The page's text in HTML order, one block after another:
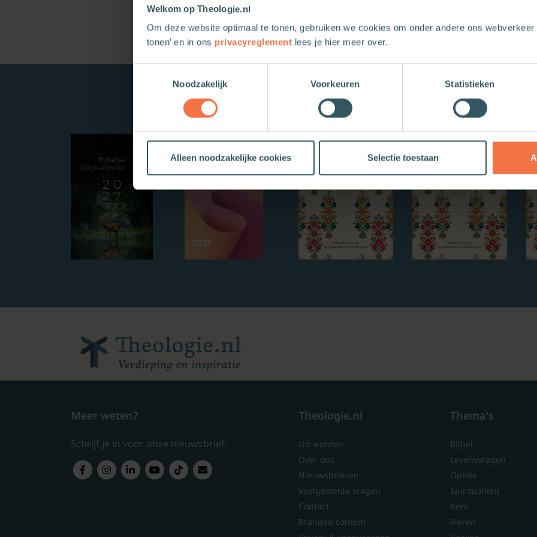
Welkom op Theologie.nl
Om deze website optimaal te tonen, gebruiken we cookies om onder andere ons webverkeer
tonen’ en in ons privacyreglement lees je hier meer over.
Noodzakelijk
Voorkeuren Statistieken
Alleen noodzakelijke cookies Selectie toestaan
Nieuwe boeken
Meer weten?
Schrijf je in voor onze nieuwsbrief.
Theologie.nl
Lid worden
Over ons
Nieuwsbrieven
Veelgestelde vragen
Contact
Branded content
Thema's
Bijbel
Levensvragen
Opinie
Spiritualiteit
Kerk
Vieren